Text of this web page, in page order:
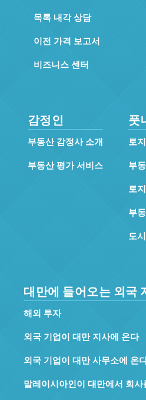
목록 내각 상담
이전 가격 보고서
비즈니스 센터
감정인
부동산 감정사 소개
부동산 평가 서비스
풋
토
부
토
부
도
대만에 들어오는 외국
해외 투자
외국 기업이 대만 지사에 온다
외국 기업이 대만 사무소에 온
말레이시아인이 대만에서 회